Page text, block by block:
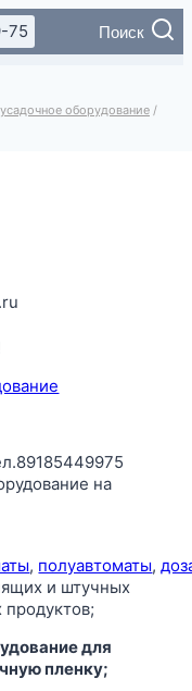
75 Поиск
оборудование /
на
, полуавтоматы,
и штучных
для
пленку;